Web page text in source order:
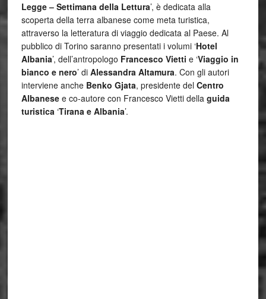
Legge – Settimana della Lettura’, è dedicata alla
scoperta della terra albanese come meta turistica,
attraverso la letteratura di viaggio dedicata al Paese. Al
pubblico di Torino saranno presentati i volumi ‘Hotel
Albania’, dell’antropologo Francesco Vietti e ‘Viaggio in
bianco e nero’ di Alessandra Altamura. Con gli autori
interviene anche Benko Gjata, presidente del Centro
Albanesee co-autore con Francesco Vietti della guida
turistica‘Tirana e Albania’.